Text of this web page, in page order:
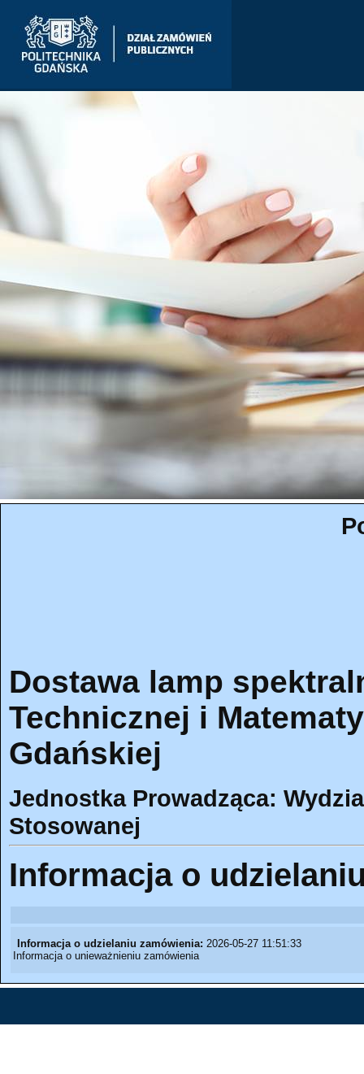
Dostawa lamp
Technicznej i
Gdańskiej
Jednostka Prowadząca:
Stosowanej
Informacja o
Informacja o udzielaniu zamówienia: 2026-05-27 11:51:33
Informacja o unieważnieniu zamówienia